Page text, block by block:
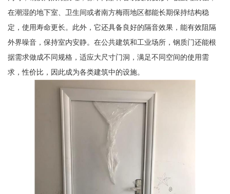
在潮湿的地下室、卫生间或者南方梅雨地区都能长期保持结构稳
定，使用寿命更长。此外，它还具备良好的隔音效果，能有效阻隔
外界噪音，保持室内安静。在公共建筑和工业场所，钢质门还能根
据需求做成不同规格，适应大尺寸门洞，满足不同空间的使用需
求，性价比，因此成为各类建筑中的设施。